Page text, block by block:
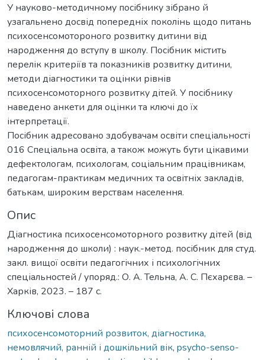
У науково-методичному посібнику зібрано й
узагальнено досвід попередніх поколінь щодо питань
психосенсомотороного розвитку дитини від
народження до вступу в школу. Посібник містить
перелік критеріїв та показників розвитку дитини,
методи діагностики та оцінки рівнів
психосенсомоторного розвитку дітей. У посібнику
наведено анкети для оцінки та ключі до їх
інтерпретації.
Посібник адресовано здобувачам освіти спеціальності
016 Спеціальна освіта, а також можуть бути цікавими
дефектологам, психологам, соціальним працівникам,
педагогам-практикам медичних та освітніх закладів,
батькам, широким верствам населення.
Опис
Діагностика психосенсомоторного розвитку дітей (від
народження до школи) : наук.-метод. посібник для студ.
закл. вищої освіти педагогічних і психологічних
спеціальностей / упоряд.: О. А. Тельна, А. С. Пєхарєва. –
Харків, 2023. – 187 с.
Ключові слова
психосенсомоторний розвиток, діагностика,
немовлячий, ранній і дошкільний вік, psycho-senso-